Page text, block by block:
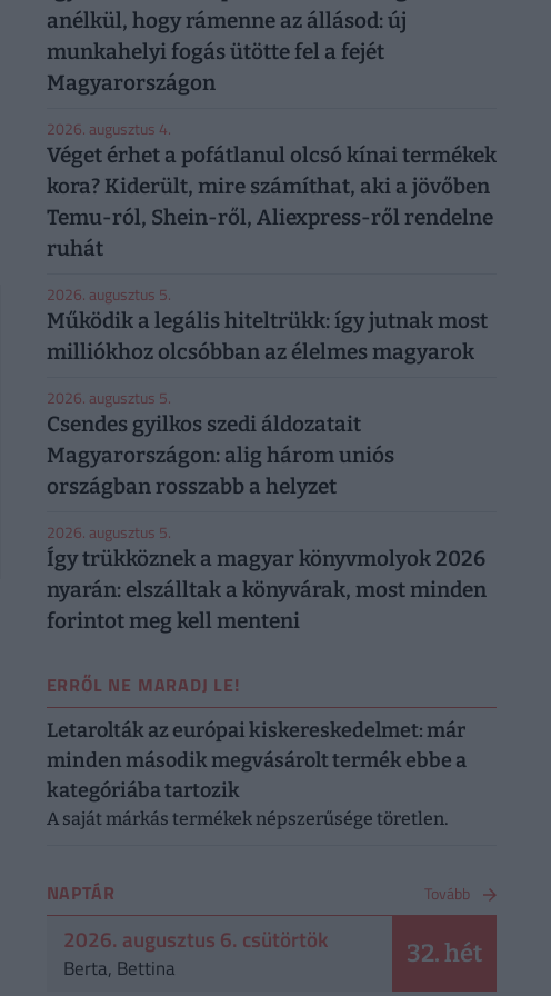
anélkül, hogy rámenne az állásod: új
munkahelyi fogás ütötte fel a fejét
Magyarországon
2026. augusztus 4.
Véget érhet a pofátlanul olcsó kínai termékek
kora? Kiderült, mire számíthat, aki a jövőben
Temu-ról, Shein-ről, Aliexpress-ről rendelne
ruhát
2026. augusztus 5.
Működik a legális hiteltrükk: így jutnak most
milliókhoz olcsóbban az élelmes magyarok
2026. augusztus 5.
Csendes gyilkos szedi áldozatait
Magyarországon: alig három uniós
országban rosszabb a helyzet
2026. augusztus 5.
Így trükköznek a magyar könyvmolyok 2026
nyarán: elszálltak a könyvárak, most minden
forintot meg kell menteni
ERRŐL NE MARADJ LE!
Letarolták az európai kiskereskedelmet: már
minden második megvásárolt termék ebbe a
kategóriába tartozik
A saját márkás termékek népszerűsége töretlen.
NAPTÁR Tovább
2026. augusztus 6. csütörtök
Berta, Bettina 32. hét